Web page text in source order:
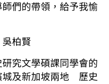
們的帶領，給予我愉
柏賢
研究文學碩課同學會的
城及新加坡兩地 歷史